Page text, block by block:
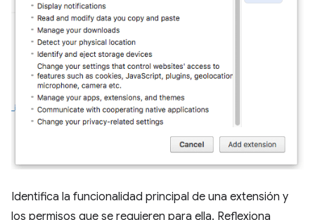
Identifica la funcionalidad principal de una extensión y
los permisos que se requieren para ella. Reflexiona